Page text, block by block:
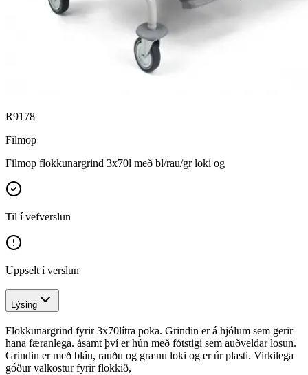
R9178
Filmop
Filmop flokkunargrind 3x70l með bl/rau/gr loki og
Til í vefverslun
Uppselt í verslun
Lýsing
Flokkunargrind fyrir 3x70lítra poka. Grindin er á hjólum sem gerir
hana færanlega. ásamt því er hún með fótstigi sem auðveldar losun.
Grindin er með bláu, rauðu og grænu loki og er úr plasti. Virkilega
góður valkostur fyrir flokkið,